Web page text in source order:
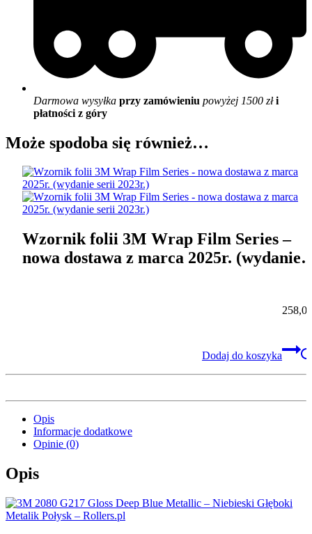
Darmowa wysyłka przy zamówieniu powyżej 1500 złi
płatności z góry
Może spodoba się również…
Wzornik folii 3M Wrap Film Series –
nowa dostawa z marca 2025r. (wydanie
Dodaj do koszyka
Opis
Informacje dodatkowe
Opinie (0)
Opis